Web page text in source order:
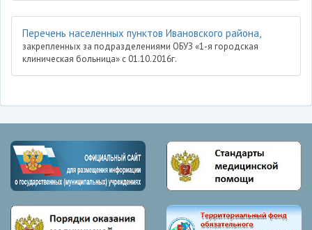
Перечень населенных пунктов Ивановского района,
закрепленных за подразделениями ОБУЗ «1-я городская
клиническая больница» с 01.10.2016г.